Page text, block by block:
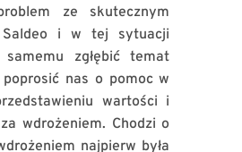
ze skutecznym
Saldeo i w tej sytuacji
zgłębić temat
nas o pomoc w
wartości i
wdrożeniem. Chodzi o
najpierw była